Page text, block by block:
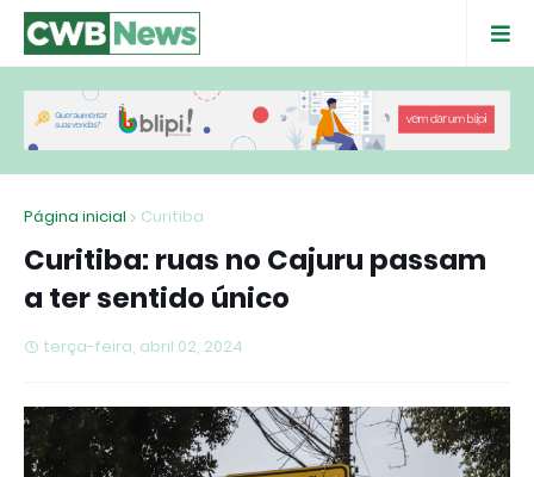
Página inicial Curitiba
Curitiba: ruas no Cajuru passam
a ter sentido único
terça-feira, abril 02, 2024